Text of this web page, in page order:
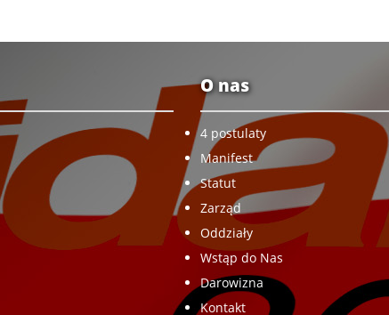
O nas
4 postulaty
Manifest
Statut
Zarząd
Oddziały
Wstąp do Nas
Darowizna
Kontakt